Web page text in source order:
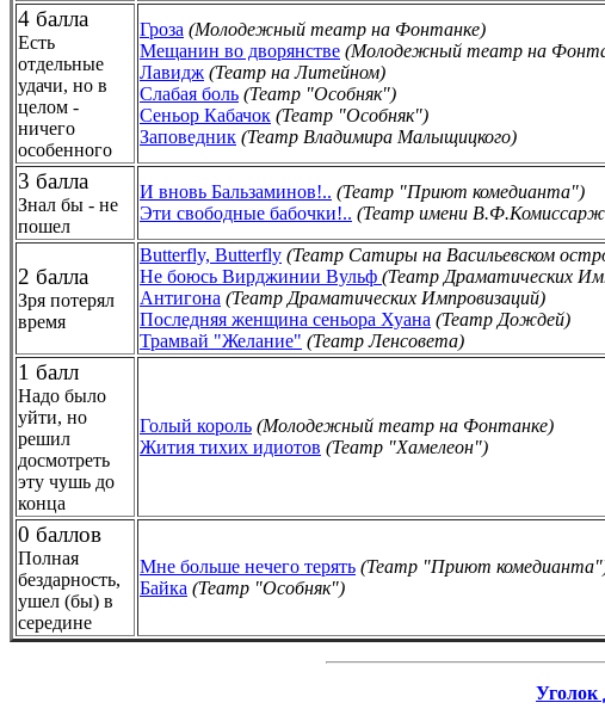
4 балла
Есть
отдельные
удачи, но в
целом -
ничего
особенного
Гроза (Молодежный театр на Фонтанке)
Мещанин во дворянстве (Молодежный театр на
Лавидж (Театр на Литейном)
Слабая боль (Театр "Особняк")
Сеньор Кабачок (Театр "Особняк")
Заповедник (Театр Владимира Малыщицкого)
3 балла
Знал бы - не
пошел
И вновь Бальзаминов!.. (Театр "Приют комедианта")
Эти свободные бабочки!.. (Театр имени
2 балла
Зря потерял
время
Butterfly, Butterfly (Театр Сатиры на Васильевском
Не боюсь Вирджинии Вульф (Театр Драматических
Антигона (Театр Драматических Импровизаций)
Последняя женщина сеньора Хуана (Театр Дождей)
Трамвай "Желание" (Театр Ленсовета)
1 балл
Надо было
уйти, но
решил
досмотреть
эту чушь до
конца
Голый король (Молодежный театр на Фонтанке)
Жития тихих идиотов (Театр "Хамелеон")
0 баллов
Полная
бездарность,
ушел (бы) в
середине
Мне больше нечего терять (Театр "Приют
Байка (Театр "Особняк")
Уголок